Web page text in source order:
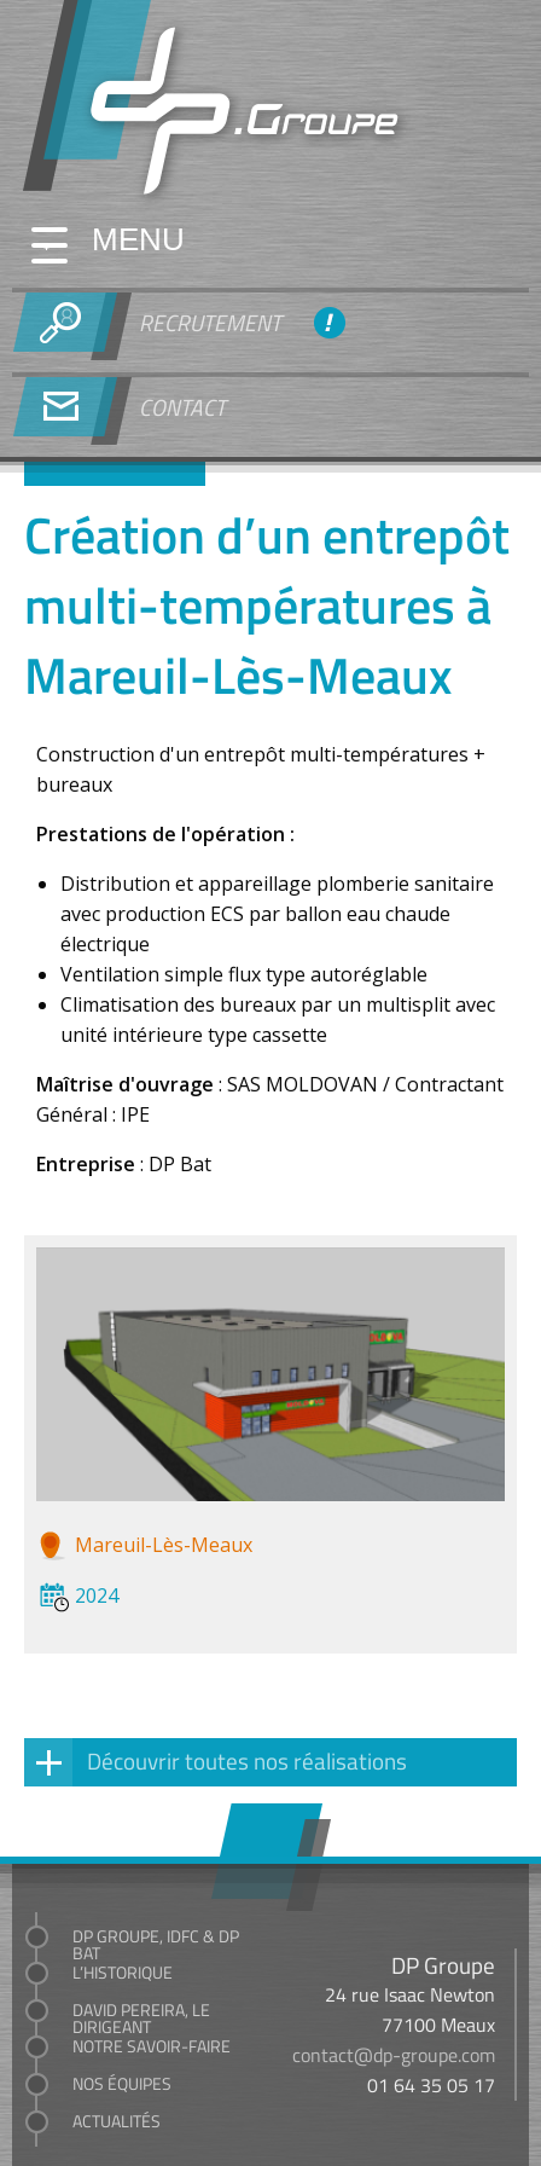
MENU
RECRUTEMENT
CONTACT
Création d’un entrepôt
multi-températures à
Mareuil-Lès-Meaux
Construction d'un entrepôt multi-températures +
bureaux
Prestations de l'opération :
Distribution et appareillage plomberie sanitaire
avec production ECS par ballon eau chaude
électrique
Ventilation simple flux type autoréglable
Climatisation des bureaux par un multisplit avec
unité intérieure type cassette
Maîtrise d'ouvrage : SAS MOLDOVAN / Contractant
Général : IPE
Entreprise : DP Bat
Mareuil-Lès-Meaux
2024
Découvrir toutes nos réalisations
DP GROUPE, IDFC & DP
BAT
L’HISTORIQUE
DAVID PEREIRA, LE
DIRIGEANT
NOTRE SAVOIR-FAIRE
NOS ÉQUIPES
ACTUALITÉS
DP Groupe
24 rue Isaac Newton
77100 Meaux
contact@dp-groupe.com
01 64 35 05 17